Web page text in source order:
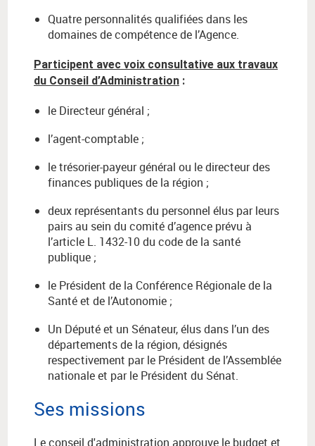
Quatre personnalités qualifiées dans les
domaines de compétence de l’Agence.
Participent avec voix consultative aux travaux
du Conseil d’Administration :
le Directeur général ;
l’agent-comptable ;
le trésorier-payeur général ou le directeur des
finances publiques de la région ;
deux représentants du personnel élus par leurs
pairs au sein du comité d’agence prévu à
l’article L. 1432-10 du code de la santé
publique ;
le Président de la Conférence Régionale de la
Santé et de l’Autonomie ;
Un Député et un Sénateur, élus dans l’un des
départements de la région, désignés
respectivement par le Président de l’Assemblée
nationale et par le Président du Sénat.
Ses missions
Le conseil d'administration approuve le budget et